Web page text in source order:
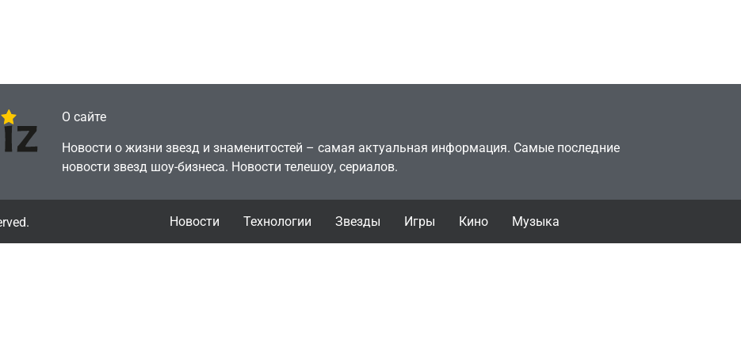
О сайте
Новости о жизни звезд и знаменитостей – самая актуальная информация. Самые последние
новости звезд шоу-бизнеса. Новости телешоу, сериалов.
Новости Технологии Звезды Игры Кино Музыка